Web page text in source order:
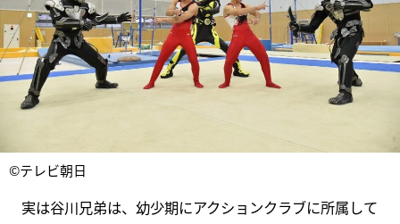
©テレビ朝日
実は谷川兄弟は、幼少期にアクションクラブに所属して